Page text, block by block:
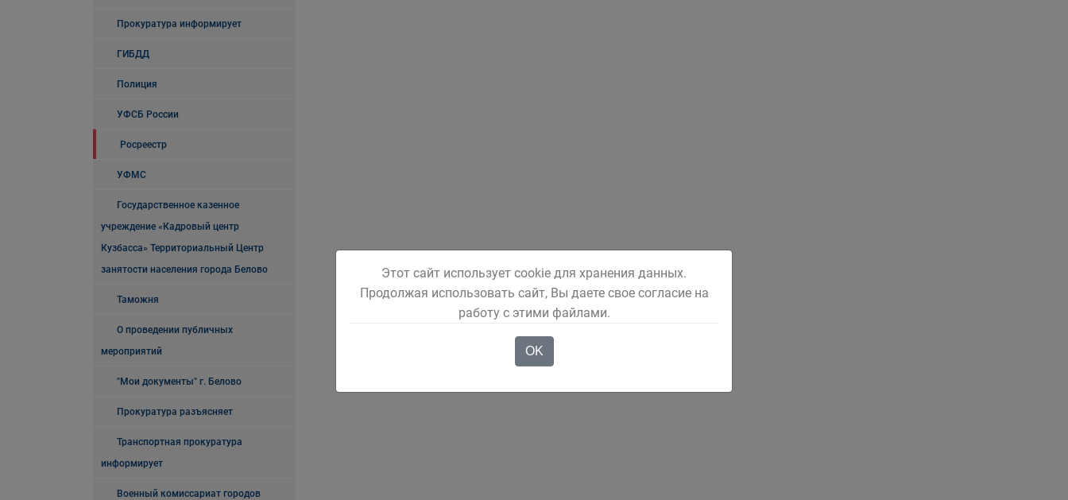
Прокуратура информирует
ГИБДД
Полиция
УФСБ России
Росреестр
УФМС
Государственное казенное
учреждение «Кадровый центр
Кузбасса» Территориальный Центр
занятости населения города Белово
Таможня
О проведении публичных
мероприятий
"Мои документы" г. Белово
Прокуратура разъясняет
Транспортная прокуратура
информирует
Военный комиссариат городов
Этот сайт использует cookie для хранения данных.
Продолжая использовать сайт, Вы даете свое согласие на
работу с этими файлами.
OK